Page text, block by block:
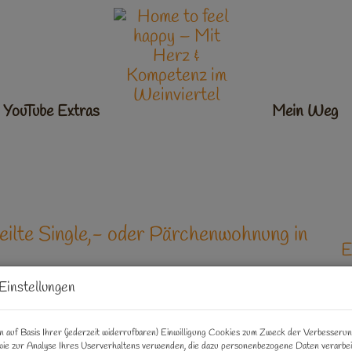
YouTube Extras Mein Weg
Single,- oder Pärchenwohnung in
auf Basis Ihrer (jederzeit widerrufbaren) Einwilligung Cookies zum Zweck der
zur Analyse Ihres Userverhaltens verwenden, die dazu personenbezogene Daten